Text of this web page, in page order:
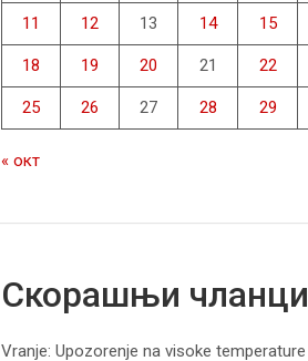
11 12 13 14 15
18 19 20 21 22
25 26 27 28 29
« окт
Скорашњи чланци
Vranje: Upozorenje na visoke temperature